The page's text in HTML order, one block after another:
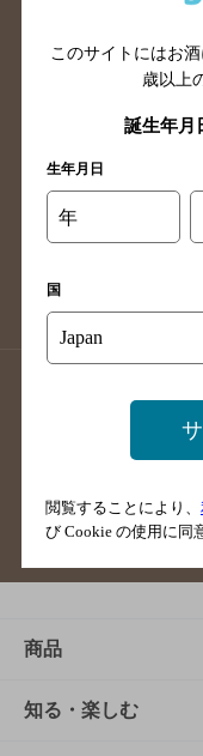
広島県の
山口県のバ
島根県の
香川県の
長崎県のバ
大分県のバ
サイトマップ
商品
商品TOP
知る・楽しむ
このサイトにはお
歳以上
誕生年月
生年月日
年
国
閲覧することにより、
び Cookie の使用に同